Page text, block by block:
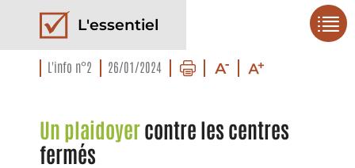
L'essentiel
L'info n°2 26/01/2024
Un plaidoyercontre les centres
fermés